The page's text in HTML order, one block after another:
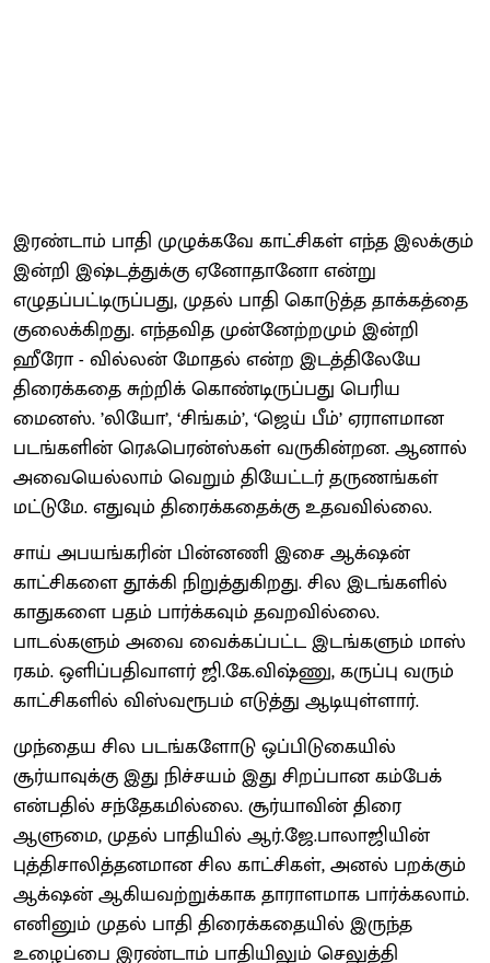
இரண்டாம் பாதி முழுக்கவே காட்சிகள் எந்த இலக்கும்
இன்றி இஷ்டத்துக்கு ஏனோதானோ என்று
எழுதப்பட்டிருப்பது, முதல் பாதி கொடுத்த தாக்கத்தை
குலைக்கிறது. எந்தவித முன்னேற்றமும் இன்றி
ஹீரோ - வில்லன் மோதல் என்ற இடத்திலேயே
திரைக்கதை சுற்றிக் கொண்டிருப்பது பெரிய
மைனஸ். ’லியோ’, ‘சிங்கம்’, ‘ஜெய் பீம்’ ஏராளமான
படங்களின் ரெஃபெரன்ஸ்கள் வருகின்றன. ஆனால்
அவையெல்லாம் வெறும் தியேட்டர் தருணங்கள்
மட்டுமே. எதுவும் திரைக்கதைக்கு உதவவில்லை.
சாய் அபயங்கரின் பின்னணி இசை ஆக்‌ஷன்
காட்சிகளை தூக்கி நிறுத்துகிறது. சில இடங்களில்
காதுகளை பதம் பார்க்கவும் தவறவில்லை.
பாடல்களும் அவை வைக்கப்பட்ட இடங்களும் மாஸ்
ரகம். ஒளிப்பதிவாளர் ஜி.கே.விஷ்ணு, கருப்பு வரும்
காட்சிகளில் விஸ்வரூபம் எடுத்து ஆடியுள்ளார்.
முந்தைய சில படங்களோடு ஒப்பிடுகையில்
சூர்யாவுக்கு இது நிச்சயம் இது சிறப்பான கம்பேக்
என்பதில் சந்தேகமில்லை. சூர்யாவின் திரை
ஆளுமை, முதல் பாதியில் ஆர்.ஜே.பாலாஜியின்
புத்திசாலித்தனமான சில காட்சிகள், அனல் பறக்கும்
ஆக்‌ஷன் ஆகியவற்றுக்காக தாராளமாக பார்க்கலாம்.
எனினும் முதல் பாதி திரைக்கதையில் இருந்த
உழைப்பை இரண்டாம் பாதியிலும் செலுத்தி